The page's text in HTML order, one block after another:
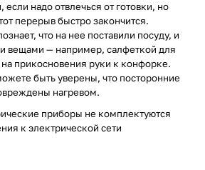
надо отвлечься от готовки, но
перерыв быстро закончится.
что на нее поставили посуду, и
вещами — например, салфеткой для
прикосновения руки к конфорке.
быть уверены, что посторонние
нагревом.
приборы не комплектуются
к электрической сети